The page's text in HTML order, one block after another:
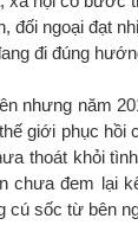
đối ngoại đạt
đi đúng
nhưng năm
giới phục
thoát khỏi
chưa đem lại
sốc từ bên